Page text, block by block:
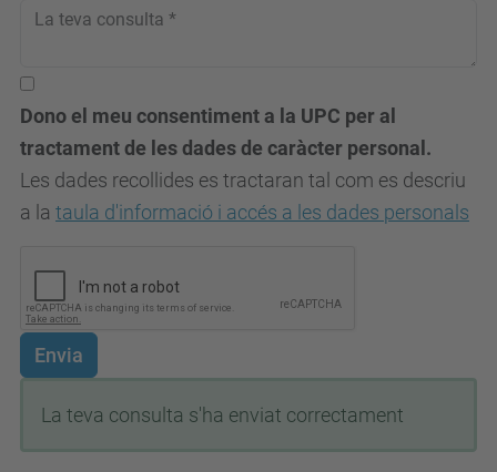
Dono el meu consentiment a la UPC per al
tractament de les dades de caràcter personal.
Les dades recollides es tractaran tal com es descriu
a la taula d'informació i accés a les dades personals
Envia
La teva consulta s'ha enviat correctament